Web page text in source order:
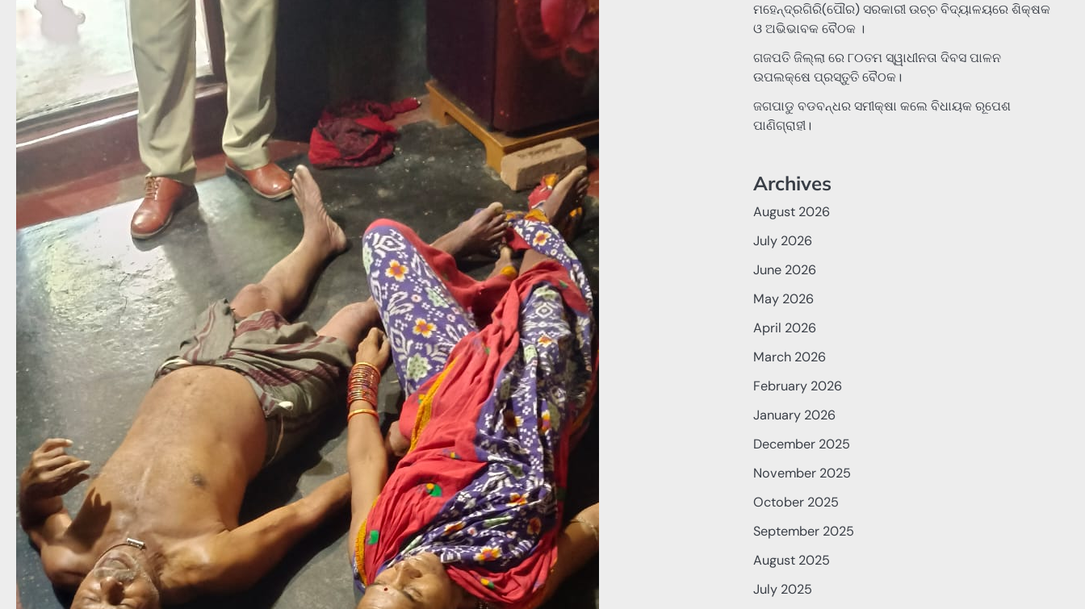
ମହେନ୍ଦ୍ରଗିରି(ପୌର) ସରକାରୀ ଉଚ୍ଚ ବିଦ୍ୟାଳୟରେ ଶିକ୍ଷକ
ଓ ଅଭିଭାବକ ବୈଠକ ।
ଗଜପତି ଜିଲ୍ଲା ରେ ୮୦ତମ ସ୍ୱାଧୀନତା ଦିବସ ପାଳନ
ଉପଲକ୍ଷେ ପ୍ରସ୍ତୁତି ବୈଠକ।
ଜଗପାଡୁ ବଡବନ୍ଧର ସମୀକ୍ଷା କଲେ ବିଧାୟକ ରୂପେଶ
ପାଣିଗ୍ରାହୀ।
Archives
August 2026
July 2026
June 2026
May 2026
April 2026
March 2026
February 2026
January 2026
December 2025
November 2025
October 2025
September 2025
August 2025
July 2025